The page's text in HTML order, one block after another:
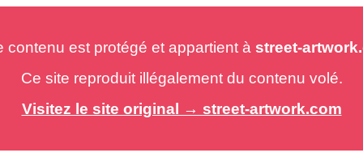
est protégé et appartient à street-
Ce site reproduit illégalement du contenu volé.
Visitez le site original → street-artwork.com